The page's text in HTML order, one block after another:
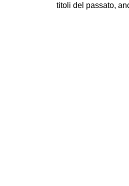
titoli del passato,